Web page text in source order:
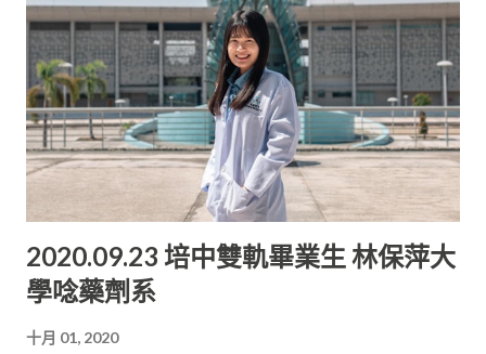
在應對大學課業方面顯得比較輕松。 由此可見，培民中學的三語
教學、課程設置和人文素養的培養， 不僅讓學生在語言上占優
勢，學科內容也能接軌大學教育。 “就讀培中期間最令我印象深
刻的是， 培中的老師與學生總是像朋友一樣相處， 老師們也不會
以高高在上的姿態面對學生， 這樣的方式讓我更加樂意和老師分
享自己遇到的困難和想法。” 她在受訪時這樣表示。 她透露，自
己在培中遇到了間接改變了自己人生方向的老師， 而這位老師是
她一直以來非常感謝的老師。 陳雪兒籲珍惜培中求學 此外，陳雪
兒也勉勵學弟妹們要好好珍惜中學的這段時間， 多參加活動開闊
自己的視野。 “我曾參與培中的幼獅會這個服務性質的社團， 這
在這過程中認識了不少來自各個領域的長輩和領袖， 甚至結交了
2020.09.23 培中雙軌畢業生 林保萍大
學唸藥劑系
十月 01, 2020